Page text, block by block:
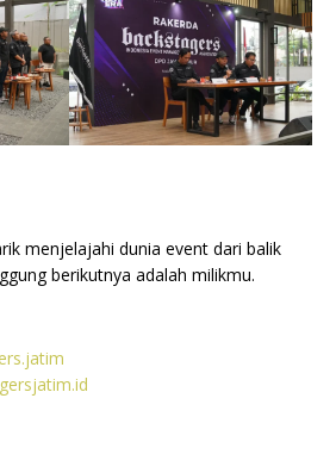
menjelajahi dunia event dari balik
berikutnya adalah milikmu.